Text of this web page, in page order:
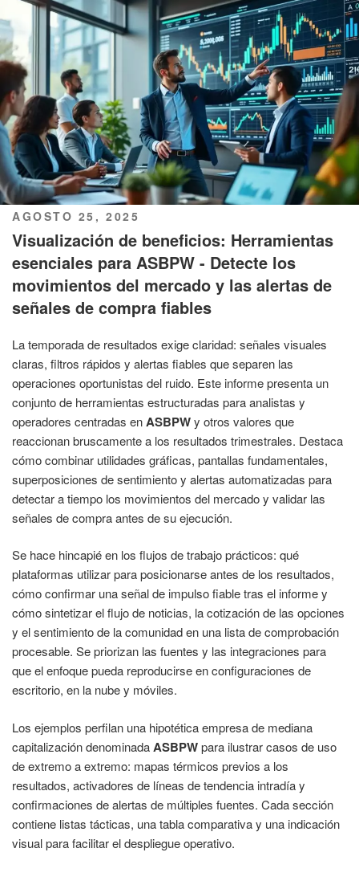
PUBLICADO
EL
AGOSTO 25, 2025
Visualización de beneficios: Herramientas
esenciales para ASBPW - Detecte los
movimientos del mercado y las alertas de
señales de compra fiables
La temporada de resultados exige claridad: señales visuales
claras, filtros rápidos y alertas fiables que separen las
operaciones oportunistas del ruido. Este informe presenta un
conjunto de herramientas estructuradas para analistas y
operadores centradas enASBPWy otros valores que
reaccionan bruscamente a los resultados trimestrales. Destaca
cómo combinar utilidades gráficas, pantallas fundamentales,
superposiciones de sentimiento y alertas automatizadas para
detectar a tiempo los movimientos del mercado y validar las
señales de compra antes de su ejecución.
Se hace hincapié en los flujos de trabajo prácticos: qué
plataformas utilizar para posicionarse antes de los resultados,
cómo confirmar una señal de impulso fiable tras el informe y
cómo sintetizar el flujo de noticias, la cotización de las opciones
y el sentimiento de la comunidad en una lista de comprobación
procesable. Se priorizan las fuentes y las integraciones para
que el enfoque pueda reproducirse en configuraciones de
escritorio, en la nube y móviles.
Los ejemplos perfilan una hipotética empresa de mediana
capitalización denominadaASBPWpara ilustrar casos de uso
de extremo a extremo: mapas térmicos previos a los
resultados, activadores de líneas de tendencia intradía y
confirmaciones de alertas de múltiples fuentes. Cada sección
contiene listas tácticas, una tabla comparativa y una indicación
visual para facilitar el despliegue operativo.